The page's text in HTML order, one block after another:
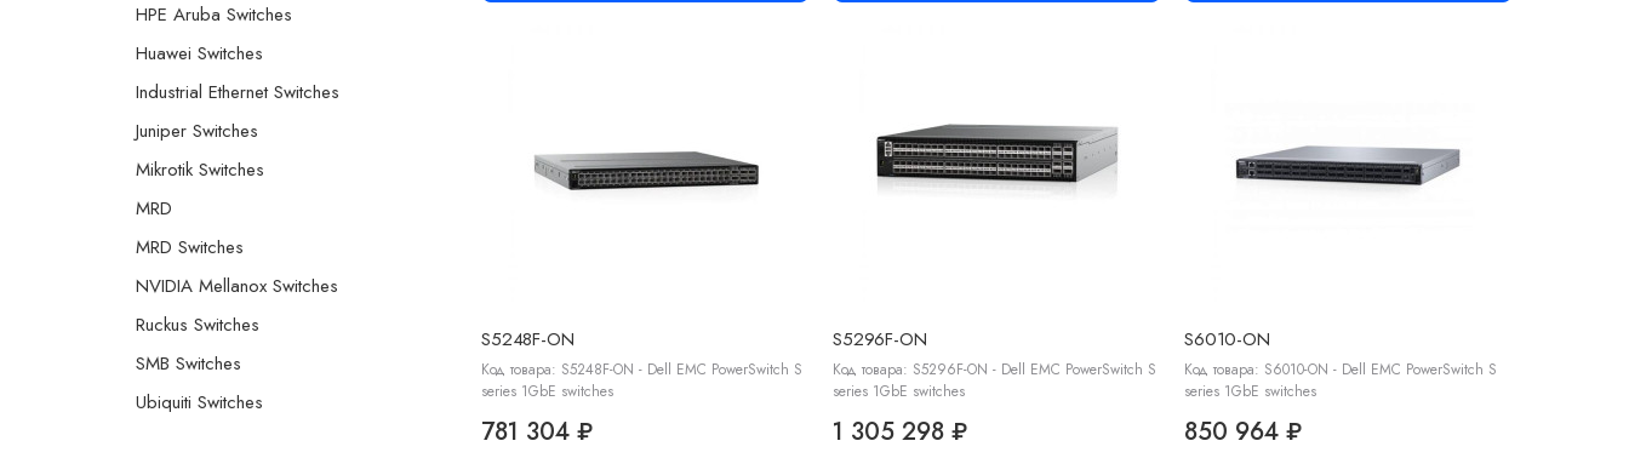
HPE Aruba Switches
Huawei Switches
Industrial Ethernet Switches
Juniper Switches
Mikrotik Switches
MRD
MRD Switches
NVIDIA Mellanox Switches
Ruckus Switches
SMB Switches
Ubiquiti Switches
S5248F-ON
Код товара: S5248F-ON - Dell EMC PowerSwitch S
series 1GbE switches
781 304 ₽
S5296F-ON
Код товара: S5296F-ON - Dell EMC PowerSwitch S
series 1GbE switches
1 305 298 ₽
S6010-ON
Код товара: S6010-ON - Dell EMC PowerSwitch S
series 1GbE switches
850 964 ₽